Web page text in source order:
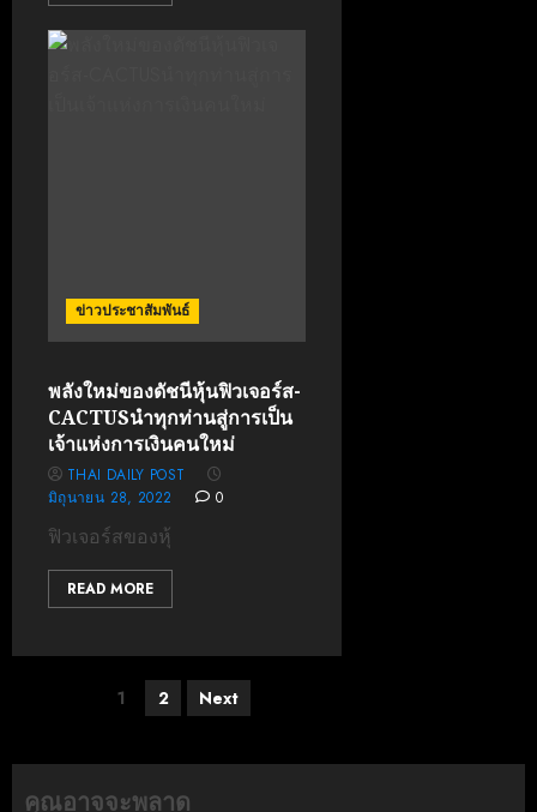
ข่าวประชาสัมพันธ์
พลังใหม่ของดัชนีหุ้นฟิวเจอร์ส-
CACTUSนำทุกท่านสู่การเป็น
เจ้าแห่งการเงินคนใหม่
THAI DAILY POST
มิถุนายน 28, 2022
0
ฟิวเจอร์สของหุ้
READ MORE
Posts
1 2 Next
คุณอาจจะพลาด